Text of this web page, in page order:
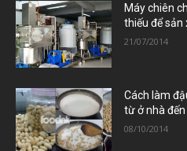
Máy chiên
thiếu để sản
21/07/2014
Cách làm
từ ở nhà
08/10/2014